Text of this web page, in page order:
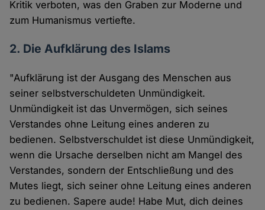
Kritik verboten, was den Graben zur Moderne und
zum Humanismus vertiefte.
2. Die Aufklärung des Islams
"Aufklärung ist der Ausgang des Menschen aus
seiner selbstverschuldeten Unmündigkeit.
Unmündigkeit ist das Unvermögen, sich seines
Verstandes ohne Leitung eines anderen zu
bedienen. Selbstverschuldet ist diese Unmündigkeit,
wenn die Ursache derselben nicht am Mangel des
Verstandes, sondern der Entschließung und des
Mutes liegt, sich seiner ohne Leitung eines anderen
zu bedienen. Sapere aude! Habe Mut, dich deines